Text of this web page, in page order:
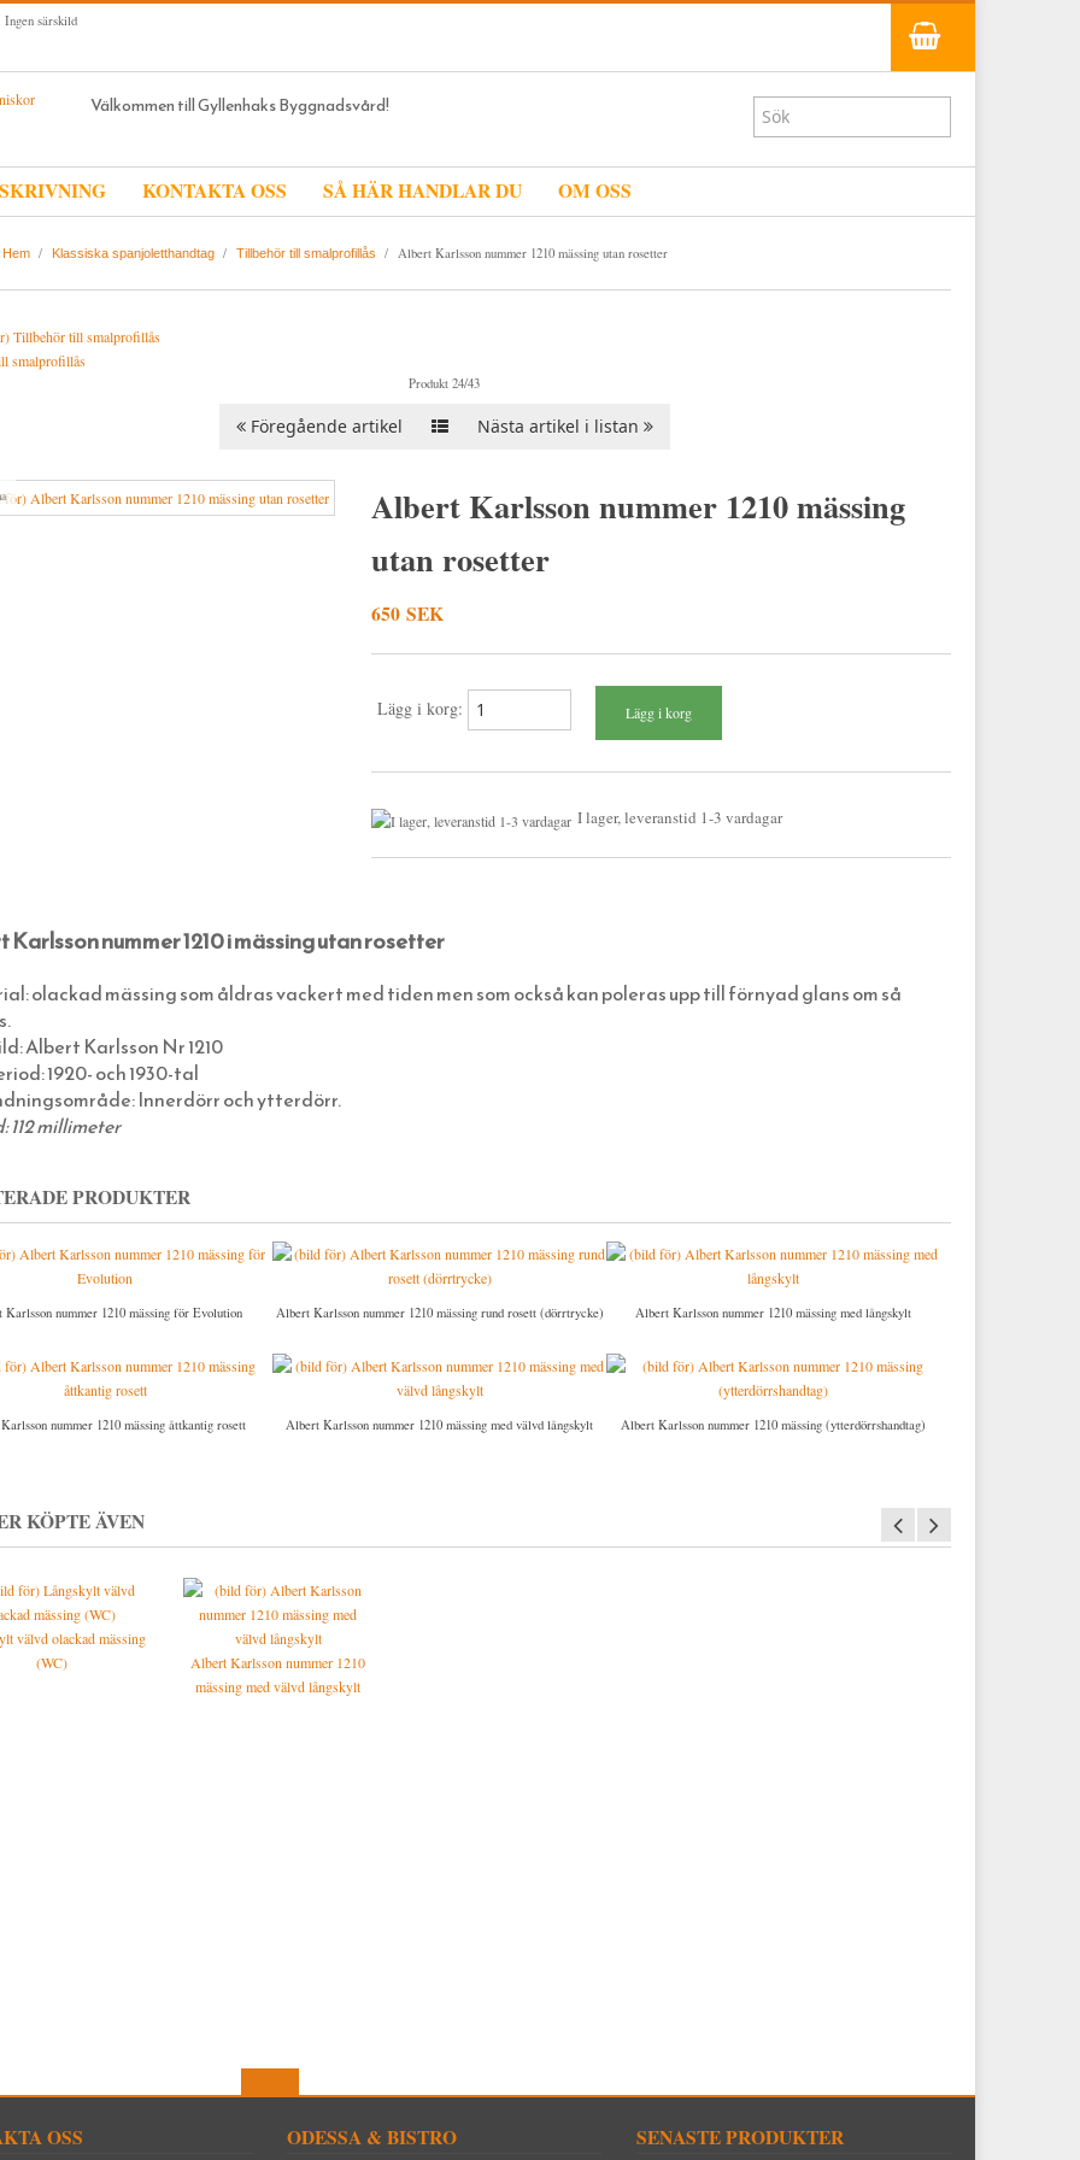
Ingen särskild
Välkommen till Gyllenhaks Byggnadsvård!
KONTAKTA OSS SÅ HÄR HANDLAR DU OM OSS
mässing för dubbla rundcylindrar
1560 SEK
Hem / Klassiska spanjoletthandtag / Tillbehör till smalprofillås / Albert Karlsson nummer 1210 mässing utan rosetter
smalprofillås
Produkt 24/43
Föregående artikel Nästa artikel i listan
Albert Karlsson nummer 1210 mässing
utan rosetter
650 SEK
Lägg i korg:
I lager, leveranstid 1-3 vardagar
Karlsson nummer 1210 i mässing utan rosetter
olackad mässing som åldras vackert med tiden men som också kan poleras upp till förnyad glans om så
Albert Karlsson Nr 1210
1920- och 1930-tal
Innerdörr och ytterdörr.
112 millimeter
PRODUKTER
nummer 1210 mässing för Evolution Albert Karlsson nummer 1210 mässing rund rosett (dörrtrycke) Albert Karlsson nummer 1210 mässing med långskylt
nummer 1210 mässing åttkantig rosett Albert Karlsson nummer 1210 mässing med välvd långskylt Albert Karlsson nummer 1210 mässing (ytterdörrshandtag)
KÖPTE ÄVEN
välvd olackad mässing
(WC)
Albert Karlsson nummer 1210
mässing med välvd långskylt
OSS ODESSA & BISTRO SENASTE PRODUKTER